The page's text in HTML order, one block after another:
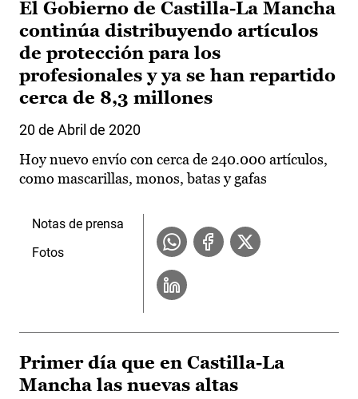
El Gobierno de Castilla-La Mancha
continúa distribuyendo artículos
de protección para los
profesionales y ya se han repartido
cerca de 8,3 millones
20 de Abril de 2020
Hoy nuevo envío con cerca de 240.000 artículos,
como mascarillas, monos, batas y gafas
Notas de prensa
Fotos
Primer día que en Castilla-La
Mancha las nuevas altas